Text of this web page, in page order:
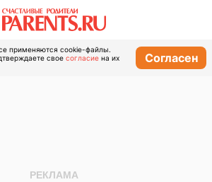
применяются cookie-файлы.
свое согласие на их
Согласен